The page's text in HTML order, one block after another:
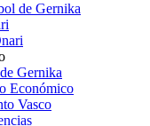
de Gernika
Gernika
Económico
Vasco